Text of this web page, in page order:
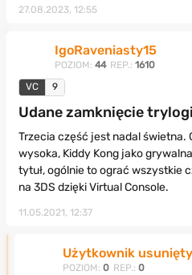
27.08.2023, 12:55
IgoRaveniasty15
POZIOM: 44 REP.: 1610
VC 9
Udane zamknięcie
Trzecia część jest nadal świetna.
wysoka, Kiddy Kong jako
tytuł, ogólnie to ograć wszystkie
na 3DS dzięki Virtual Console.
11.05.2021, 12:37
Użytkownik usunięty
POZIOM: 0 REP.: 0